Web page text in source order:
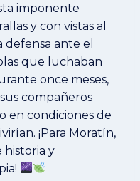
imponente
y con vistas al
ante el
que luchaban
once meses,
compañeros
en condiciones de
¡Para Moratín,
historia y